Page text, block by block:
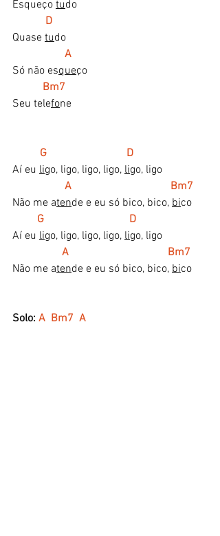
Esqueço tudo
  D
Quase tudo
   A
Só não esqueço
    Bm7
Seu telefone
G                             D
Aí eu ligo, ligo, ligo, ligo, ligo, ligo
A                                    Bm7
Não me atende e eu só bico, bico, bico
G                               D
Aí eu ligo, ligo, ligo, ligo, ligo, ligo
A                                    Bm7
Não me atende e eu só bico, bico, bico
Solo: A  Bm7  A